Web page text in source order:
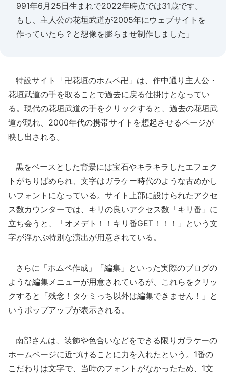
991年6月25日生まれで2022年時点では31歳です。
もし、主人公の花垣武道が2005年にウェブサイトを
作っていたら？と想像を膨らませ制作しました」
特設サイト「卍花垣のホムペ卍」は、作中通り主人公・
花垣武道の手を取ることで過去に戻る仕掛けとなってい
る。現代の花垣武道の手をクリックすると、過去の花垣武
道が現れ、2000年代の携帯サイトを想起させるページが
映し出される。
黒をベースとした背景には宝石やキラキラしたエフェク
トがちりばめられ、文字はガラケー時代のような古めかし
いフォントになっている。サイト上部に設けられたアクセ
ス数カウンターでは、キリの良いアクセス数「キリ番」に
立ち会うと、「オメデト！！キリ番GET！！！」という文
字が浮かぶ特別な演出が用意されている。
さらに「ホムペ作成」「編集」といった実際のブログの
ような編集メニューが用意されているが、これらをクリッ
クすると「残念！タケミっち以外は編集できません！」と
いうポップアップが表示される。
南部さんは、装飾や色合いなどをできる限りガラケーの
ホームページに近づけることに力を入れたという。1番の
こだわりは文字で、当時のフォントがなかったため、1文